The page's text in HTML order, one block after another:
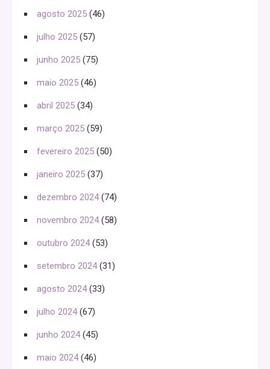
agosto 2025 (46)
julho 2025 (57)
junho 2025 (75)
maio 2025 (46)
abril 2025 (34)
março 2025 (59)
fevereiro 2025 (50)
janeiro 2025 (37)
dezembro 2024(74)
novembro 2024(58)
outubro 2024(53)
setembro 2024(31)
agosto 2024(33)
julho 2024(67)
junho 2024(45)
maio 2024(46)